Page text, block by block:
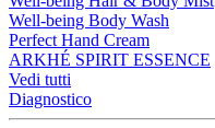
Well-being Body Wash
Perfect Hand Cream
ARKHÉ SPIRIT ESSENCE
Vedi tutti
Diagnostico